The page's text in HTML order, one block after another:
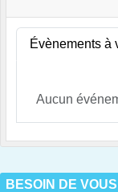
Évènements à
Aucun
BESOIN DE